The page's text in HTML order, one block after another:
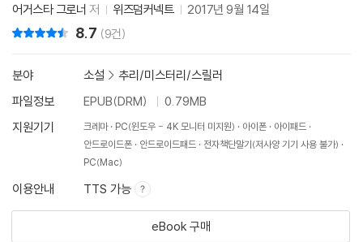
어거스타 그로너 저 위즈덤커넥트 2017년 9월 14일
8.7 (9건)
분야 소설 > 추리/미스터리/스릴러
파일정보
EPUB(DRM)
0.79MB
지원기기
크레마 PC(윈도우 - 4K 모니터 미지원) 아이폰
아이패드
안드로이드폰
안드로이드패드
전자책단말기(저사양 기기 사용 불가)
PC(Mac)
이용안내 TTS 가능
eBook 구매